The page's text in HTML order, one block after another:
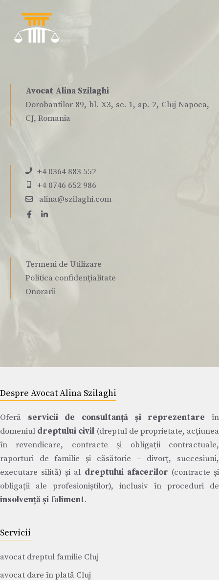
Avocat Alina Szilaghi
Dorobantilor 89, bl. X3, sc. 1, ap. 2, Cluj Napoca,
CJ, Romania
+4 0364 883 552
+4 0746 652 986
alina@szilaghi.com
Termeni de Utilizare
Politica confidențialitate
Onorarii
Despre Avocat Alina Szilaghi
Oferă servicii de consultanță și reprezentare în
domeniul dreptului civil (dreptul de proprietate, acțiunea
în revendicare, contracte și obligații contractuale,
raporturi de familie și căsătorie – divorț, succesiuni,
executare silită) și al dreptului afacerilor (contracte și
obligații ale profesioniștilor), inclusiv în proceduri de
insolvență și faliment.
Servicii
avocat dreptul familie Cluj
avocat dare în plată Cluj